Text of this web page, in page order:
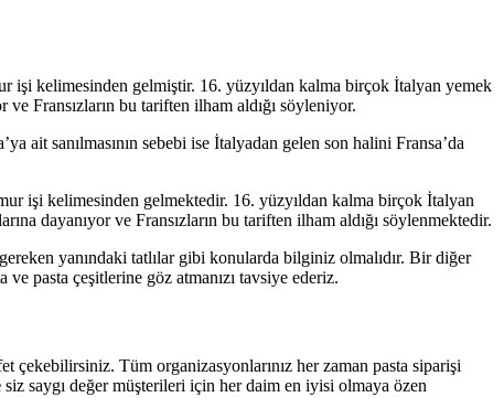
işi kelimesinden gelmiştir. 16. yüzyıldan kalma birçok İtalyan yemek
Fransızların bu tariften ilham aldığı söyleniyor.
ait sanılmasının sebebi ise İtalyadan gelen son halini Fransa’da
işi kelimesinden gelmektedir. 16. yüzyıldan kalma birçok İtalyan
dayanıyor ve Fransızların bu tariften ilham aldığı söylenmektedir.
yanındaki tatlılar gibi konularda bilginiz olmalıdır. Bir diğer
pasta çeşitlerine göz atmanızı tavsiye ederiz.
çekebilirsiniz. Tüm organizasyonlarınız her zaman pasta siparişi
siz saygı değer müşterileri için her daim en iyisi olmaya özen